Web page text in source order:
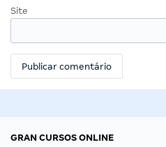
Site
GRAN CURSOS ONLINE